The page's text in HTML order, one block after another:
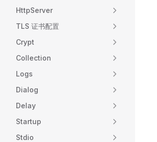
HttpServer
TLS 证书配置
Crypt
Collection
Logs
Dialog
Delay
Startup
Stdio